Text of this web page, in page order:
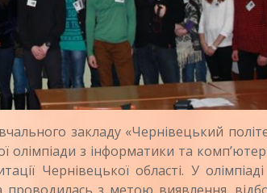
закладу «Чернівецький
олімпіади з інформатики та
Чернівецької області. У